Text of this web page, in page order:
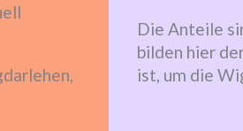
Die Anteile
bilden hier
ist, um die